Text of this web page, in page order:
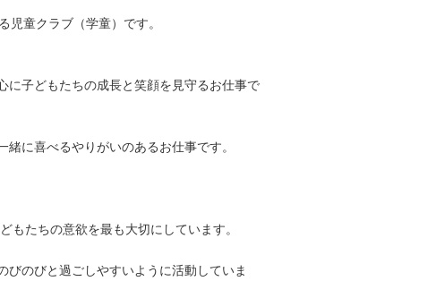
児童クラブ（学童）です。
に子どもたちの成長と笑顔を見守るお仕事で
に喜べるやりがいのあるお仕事です。
もたちの意欲を最も大切にしています。
びのびと過ごしやすいように活動していま